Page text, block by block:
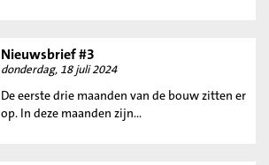
Nieuwsbrief #3
donderdag, 18 juli 2024
De eerste drie maanden van de bouw zitten er
op. In deze maanden zijn...